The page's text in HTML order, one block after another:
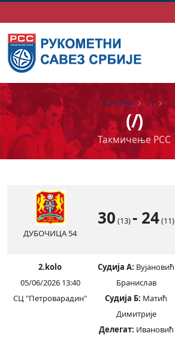
(/)
Такмичење РСС
ПОЧЕТНА (/)
ДУБОЧИЦА 54
30 (13)- 24(11)
2.kolo
05/06/2026 13:40
СЦ "Петроварадин"
Судија А: Вујановић
Бранислав
Судија Б: Матић
Димитрије
Делегат: Ивановић